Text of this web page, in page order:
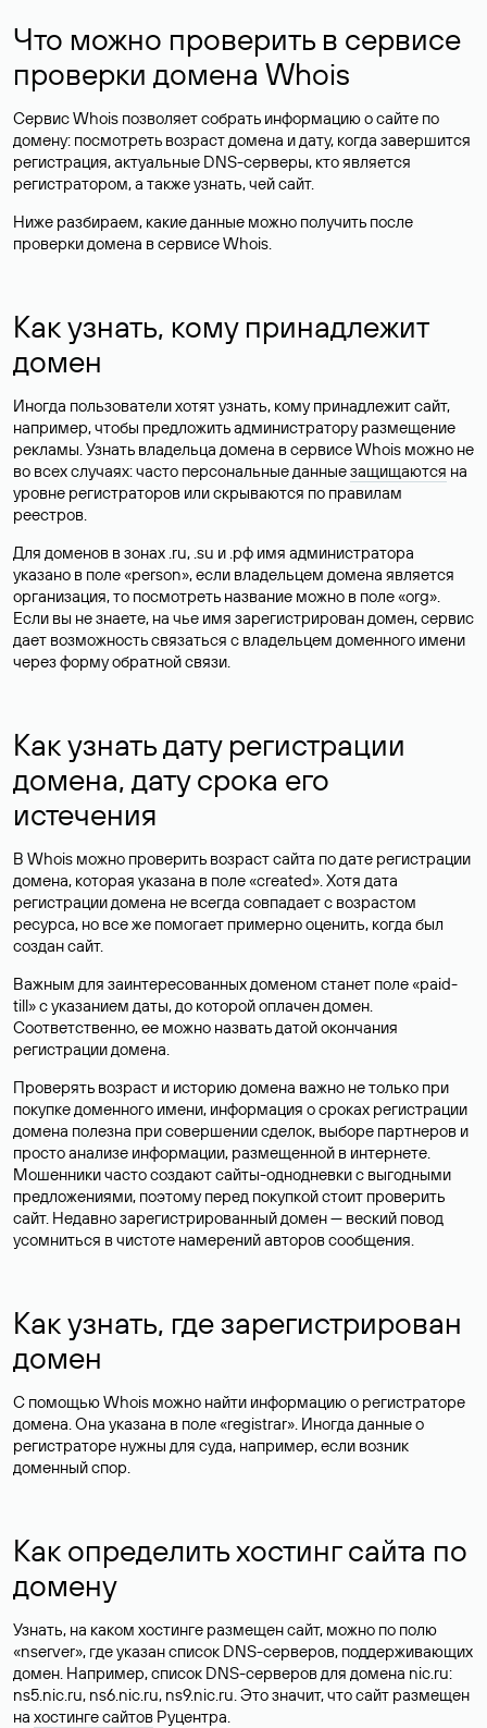
Что можно проверить в сервисе
проверки домена Whois
Сервис Whois позволяет собрать информацию о сайте по
домену: посмотреть возраст домена и дату, когда завершится
регистрация, актуальные DNS-серверы, кто является
регистратором, а также узнать, чей сайт.
Ниже разбираем, какие данные можно получить после
проверки домена в сервисе Whois.
Как узнать, кому принадлежит
домен
Иногда пользователи хотят узнать, кому принадлежит сайт,
например, чтобы предложить администратору размещение
рекламы. Узнать владельца домена в сервисе Whois можно не
во всех случаях: часто персональные данныезащищаются на
уровне регистраторов или скрываются по правилам
реестров.
Для доменов в зонах .ru, .su и .рф имя администратора
указано в поле «person», если владельцем домена является
организация, то посмотреть название можно в поле «org».
Если вы не знаете, на чье имя зарегистрирован домен, сервис
дает возможность связаться с владельцем доменного имени
через форму обратной связи.
Как узнать дату регистрации
домена, дату срока его
истечения
В Whois можно проверить возраст сайта по дате регистрации
домена, которая указана в поле «created». Хотя дата
регистрации домена не всегда совпадает с возрастом
ресурса, но все же помогает примерно оценить, когда был
создан сайт.
Важным для заинтересованных доменом станет поле «paid-
till» с указанием даты, до которой оплачен домен.
Соответственно, ее можно назвать датой окончания
регистрации домена.
Проверять возраст и историю домена важно не только при
покупке доменного имени, информация о сроках регистрации
домена полезна при совершении сделок, выборе партнеров и
просто анализе информации, размещенной в интернете.
Мошенники часто создают сайты-однодневки с выгодными
предложениями, поэтому перед покупкой стоит проверить
сайт. Недавно зарегистрированный домен — веский повод
усомниться в чистоте намерений авторов сообщения.
Как узнать, где зарегистрирован
домен
С помощью Whois можно найти информацию о регистраторе
домена. Она указана в поле «registrar». Иногда данные о
регистраторе нужны для суда, например, если возник
доменный спор.
Как определить хостинг сайта по
домену
Узнать, на каком хостинге размещен сайт, можно по полю
«nserver», где указан список DNS-серверов, поддерживающих
домен. Например, список DNS-серверов для домена nic.ru:
ns5.nic.ru, ns6.nic.ru, ns9.nic.ru. Это значит, что сайт размещен
на хостинге сайтов Руцентра.